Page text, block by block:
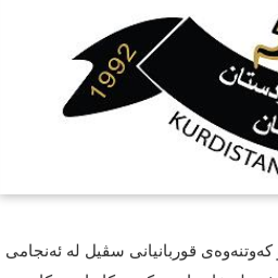
قوربانیانى سڤیل له‌ ئه‌نجامى